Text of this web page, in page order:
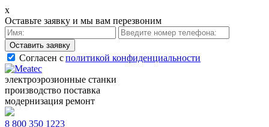
x
Оставьте заявку и мы вам перезвоним
Cогласен сполитикой конфиденциальности
электроэрозионные станки
производство поставка
модернизация ремонт
8 800 350 1223